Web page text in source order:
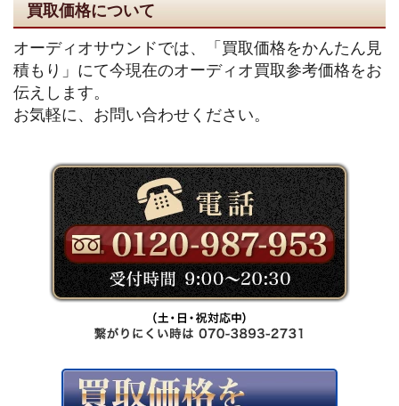
買取価格について
オーディオサウンドでは、「買取価格をかんたん見
積もり」にて今現在のオーディオ買取参考価格をお
伝えします。
お気軽に、お問い合わせください。